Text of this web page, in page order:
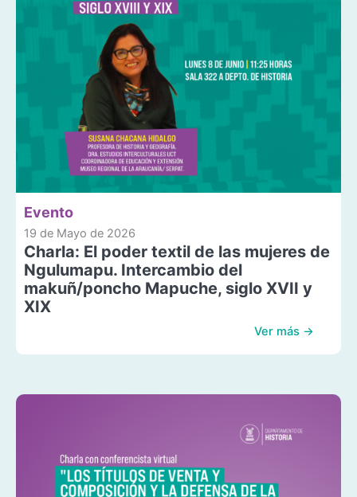
Evento
19 de Mayo de 2026
Charla: El poder textil de las mujeres de
Ngulumapu. Intercambio del
makuñ/poncho Mapuche, siglo XVII y
XIX
Ver más →